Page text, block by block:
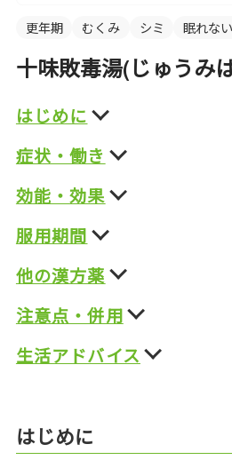
更年期 むくみ シミ 眠れない
十味敗毒湯(じゅうみ
はじめに
症状・働き
効能・効果
服用期間
他の漢方薬
注意点・併用
生活アドバイス
はじめに